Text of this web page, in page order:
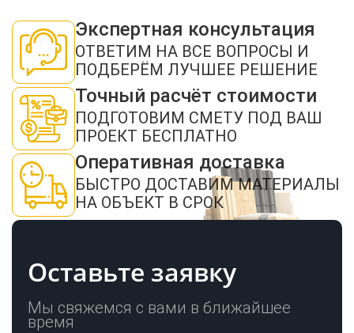
Экспертная консультация
ОТВЕТИМ НА ВСЕ ВОПРОСЫ И
ПОДБЕРЁМ ЛУЧШЕЕ РЕШЕНИЕ
Точный расчёт стоимости
ПОДГОТОВИМ СМЕТУ ПОД ВАШ
ПРОЕКТ БЕСПЛАТНО
Оперативная доставка
БЫСТРО ДОСТАВИМ МАТЕРИАЛЫ
НА ОБЪЕКТ В СРОК
Оставьте заявку
Мы свяжемся с вами в ближайшее
время
ЗАКАЗАТЬ ЗВОНОК
Нажимая кнопку "Отправить", я даю своё согласие на обработку моих
персональных данных в соответствии с ФЗ от 27.07.2006 № 152-ФЗ "О
персональных данных", на условиях и для целей, определенных вполитикой
конфиденциальности
ОТПРАВИТЬ